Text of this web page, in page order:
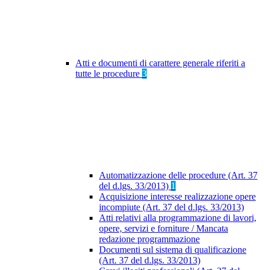
Atti e documenti di carattere generale riferiti a
tutte le procedure 3
Automatizzazione delle procedure (Art. 37
del d.lgs. 33/2013) 1
Acquisizione interesse realizzazione opere
incompiute (Art. 37 del d.lgs. 33/2013)
Atti relativi alla programmazione di lavori,
opere, servizi e forniture / Mancata
redazione programmazione
Documenti sul sistema di qualificazione
(Art. 37 del d.lgs. 33/2013)